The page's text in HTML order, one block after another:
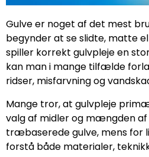
Gulve er noget af det mest
begynder at se slidte, matte
spiller korrekt gulvpleje en
kan man i mange tilfælde
ridser, misfarvning og
Mange tror, at gulvpleje
valg af midler og mængden
træbaserede gulve, mens for
forstå både materialer,